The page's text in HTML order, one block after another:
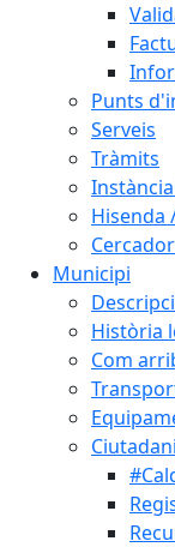
Punts
Serveis
Tràmits
Hisenda
Municipi
Història
Com